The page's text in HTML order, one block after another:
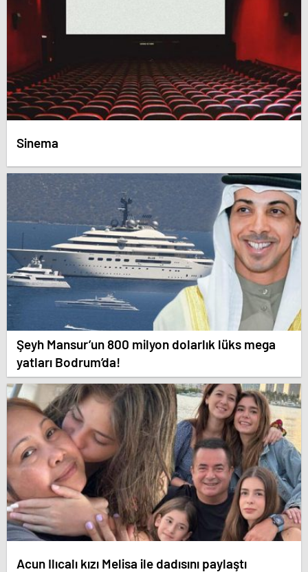
Sinema
Şeyh Mansur’un 800 milyon dolarlık lüks mega
yatları Bodrum’da!
Acun Ilıcalı kızı Melisa ile dadısını paylaştı